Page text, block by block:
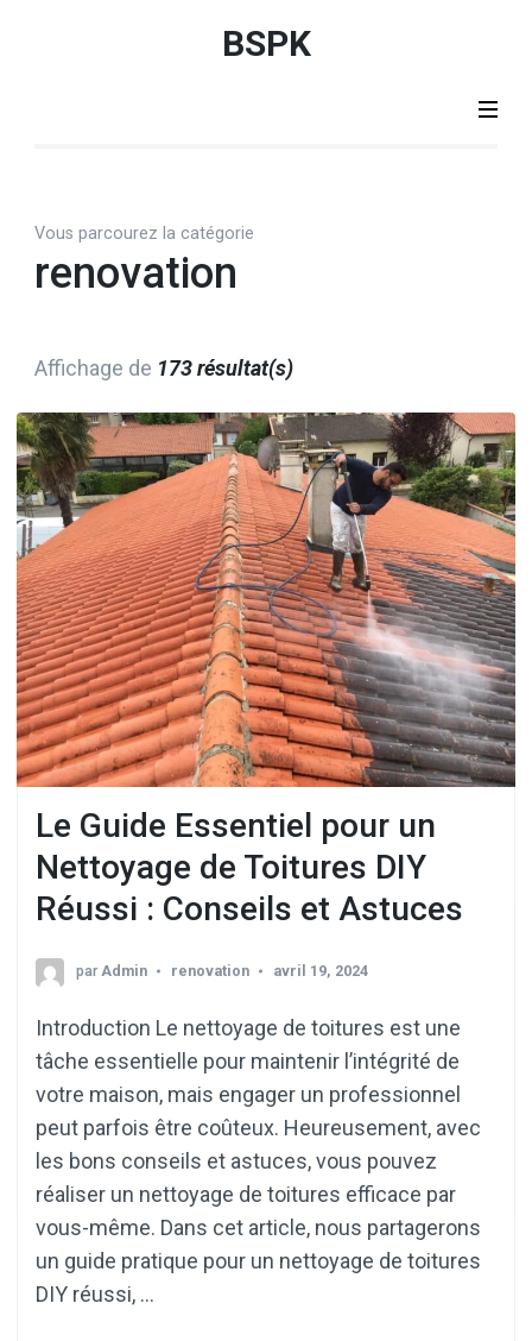
BSPK
Vous parcourez la catégorie
renovation
Affichage de 173 résultat(s)
Le Guide Essentiel pour un
Nettoyage de Toitures DIY
Réussi : Conseils et Astuces
par Admin renovation avril 19, 2024
Introduction Le nettoyage de toitures est une
tâche essentielle pour maintenir l’intégrité de
votre maison, mais engager un professionnel
peut parfois être coûteux. Heureusement, avec
les bons conseils et astuces, vous pouvez
réaliser un nettoyage de toitures efficace par
vous-même. Dans cet article, nous partagerons
un guide pratique pour un nettoyage de toitures
DIY réussi, …